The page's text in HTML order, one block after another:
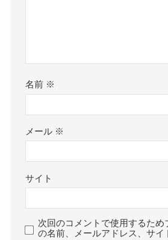
名前 ※
メール ※
サイト
次回のコメントで使用するため
の名前、メールアドレス、サイ